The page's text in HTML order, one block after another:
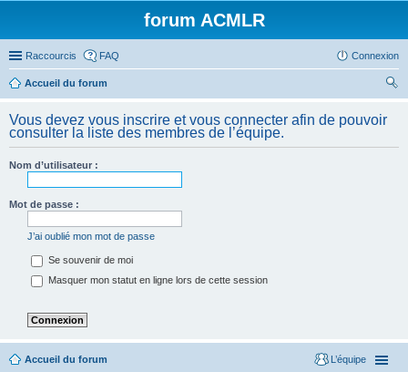
forum ACMLR
Raccourcis FAQ Connexion
Accueil du forum
her
ch
Vous devez vous inscrire et vous connecter afin de pouvoir
consulter la liste des membres de l’équipe.
Nom d’utilisateur :
Mot de passe :
J’ai oublié mon mot de passe
Se souvenir de moi
Masquer mon statut en ligne lors de cette session
Accueil du forum L’équipe